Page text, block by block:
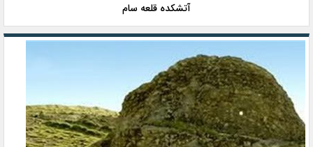
آتشکده قلعه سام